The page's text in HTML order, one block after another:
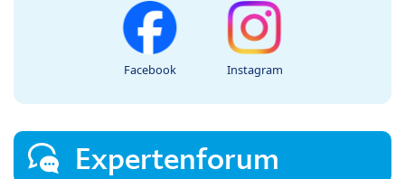
Facebook Instagram
Expertenforum